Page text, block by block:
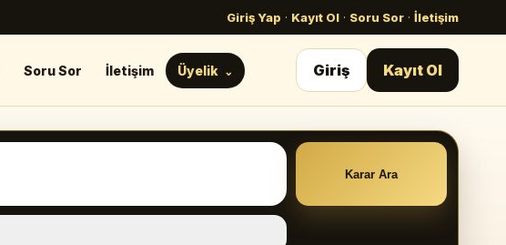
Giriş Yap · Kayıt Ol · Soru Sor · İletişim
Soru Sor İletişim Üyelik Giriş Kayıt Ol
Karar Ara